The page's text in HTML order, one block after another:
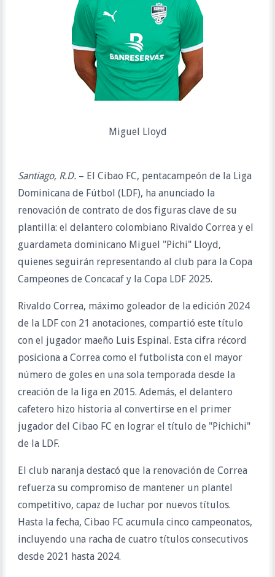
Miguel Lloyd
Santiago, R.D.– El Cibao FC, pentacampeón de la Liga
Dominicana de Fútbol (LDF), ha anunciado la
renovación de contrato de dos figuras clave de su
plantilla: el delantero colombiano Rivaldo Correa y el
guardameta dominicano Miguel "Pichi" Lloyd,
quienes seguirán representando al club para la Copa
Campeones de Concacaf y la Copa LDF 2025.
Rivaldo Correa, máximo goleador de la edición 2024
de la LDF con 21 anotaciones, compartió este título
con el jugador maeño Luis Espinal. Esta cifra récord
posiciona a Correa como el futbolista con el mayor
número de goles en una sola temporada desde la
creación de la liga en 2015. Además, el delantero
cafetero hizo historia al convertirse en el primer
jugador del Cibao FC en lograr el título de "Pichichi"
de la LDF.
El club naranja destacó que la renovación de Correa
refuerza su compromiso de mantener un plantel
competitivo, capaz de luchar por nuevos títulos.
Hasta la fecha, Cibao FC acumula cinco campeonatos,
incluyendo una racha de cuatro títulos consecutivos
desde 2021 hasta 2024.